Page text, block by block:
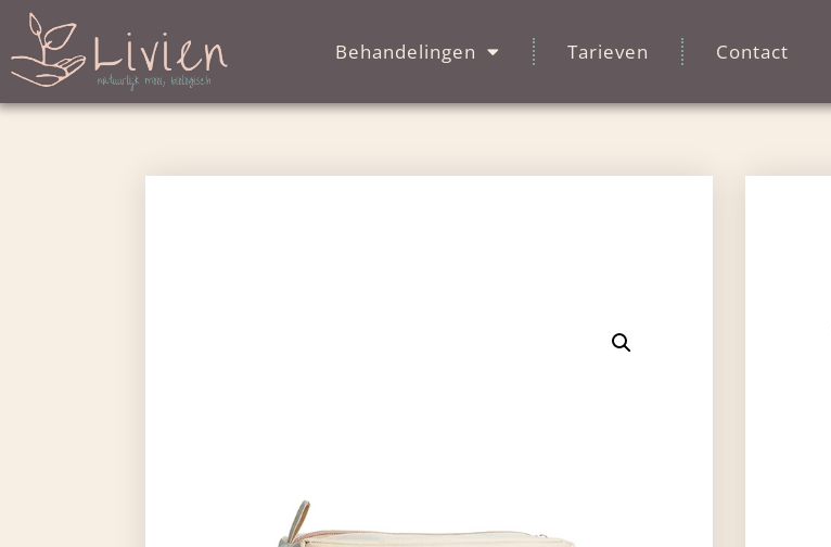
Behandelingen Tarieven Contact